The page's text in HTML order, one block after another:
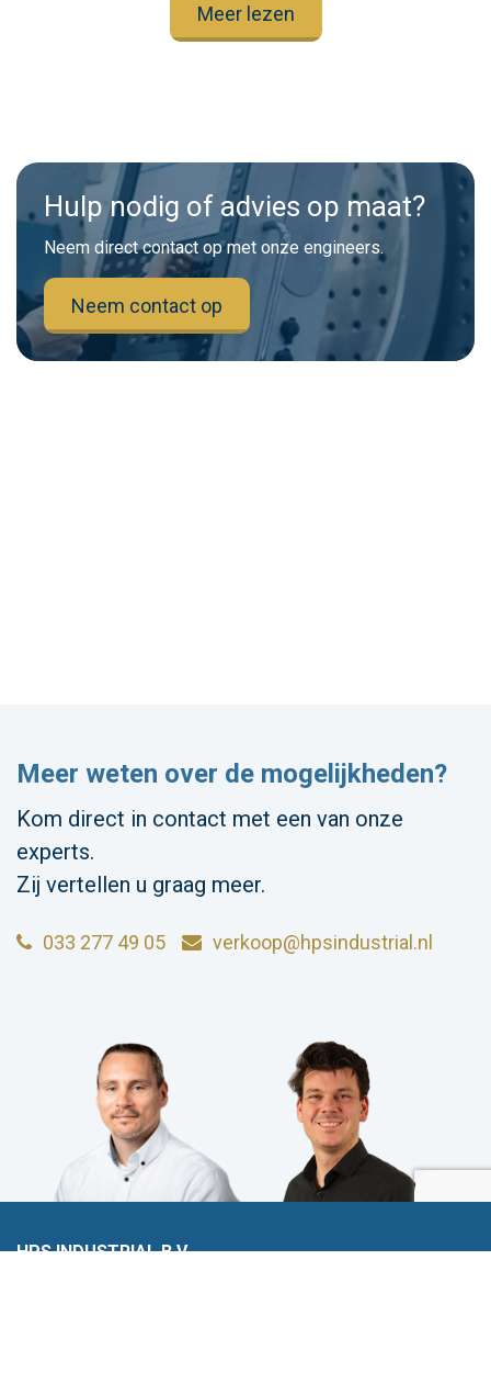
Meer lezen
Hulp nodig of advies op maat?
Neem direct contact op met onze engineers.
Neem contact op
Meer weten over de mogelijkheden?
Kom direct in contact met een van onze
experts.
Zij vertellen u graag meer.
033 277 49 05 verkoop@hpsindustrial.nl
HPS INDUSTRIAL B.V.